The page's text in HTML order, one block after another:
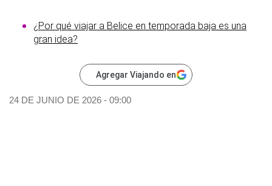
¿Por qué viajar a Belice en temporada baja es una
gran idea?
Agregar Viajando en
24 DE JUNIO DE 2026 - 09:00